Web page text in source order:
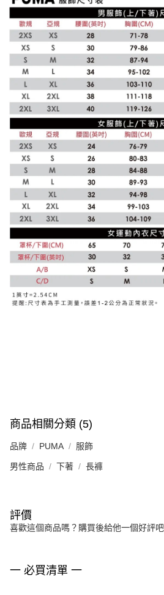
商品相關分類 (5)
品牌 PUMA 服飾
男性商品 下著 長褲
評價
喜歡這個商品嗎？購買後給他一個好評吧
一 必買清單 一